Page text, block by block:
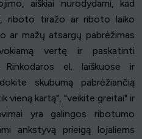
aiškiai nurodydami, kad
riboto tiražo ar riboto laiko
ar mažų atsargų pabrėžimas
vertę ir paskatinti
el. laiškuose ir
skubumą pabrėžiančią
vieną kartą", "veikite greitai" ir
yra galingos ribotumo
ankstyvą prieigą lojaliems